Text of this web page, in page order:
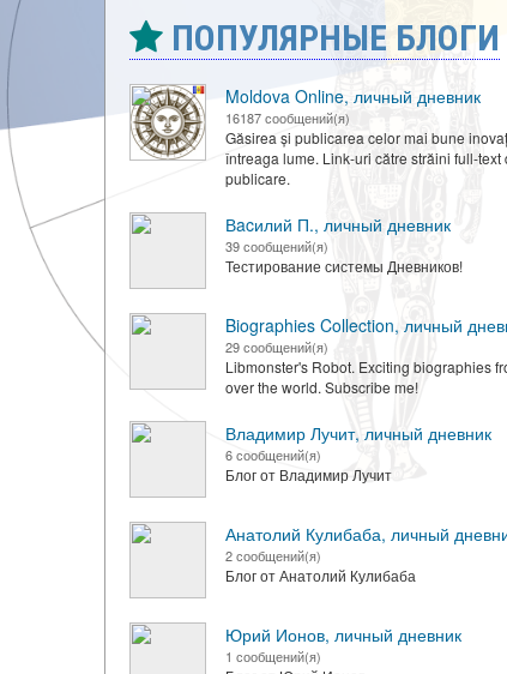
ПОПУЛЯРНЫЕ БЛОГИ
Moldova Online, личный дневник
16187 сообщений(я)
Găsirea și publicarea celor mai bune
întreaga lume. Link-uri către străini full-text
publicare.
Вacилий П., личный дневник
39 сообщений(я)
Тестирование системы Дневников!
Biographies Collection, личный
29 сообщений(я)
Libmonster's Robot. Exciting biographies
over the world. Subscribe me!
Владимир Лучит, личный дневник
6 сообщений(я)
Блог от Владимир Лучит
Анатолий Кулибаба, личный
2 сообщений(я)
Блог от Анатолий Кулибаба
Юрий Ионов, личный дневник
1 сообщений(я)